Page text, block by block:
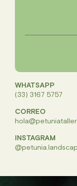
WHATSAPP
(33) 3167 5757
CORREO
INSTAGRAM